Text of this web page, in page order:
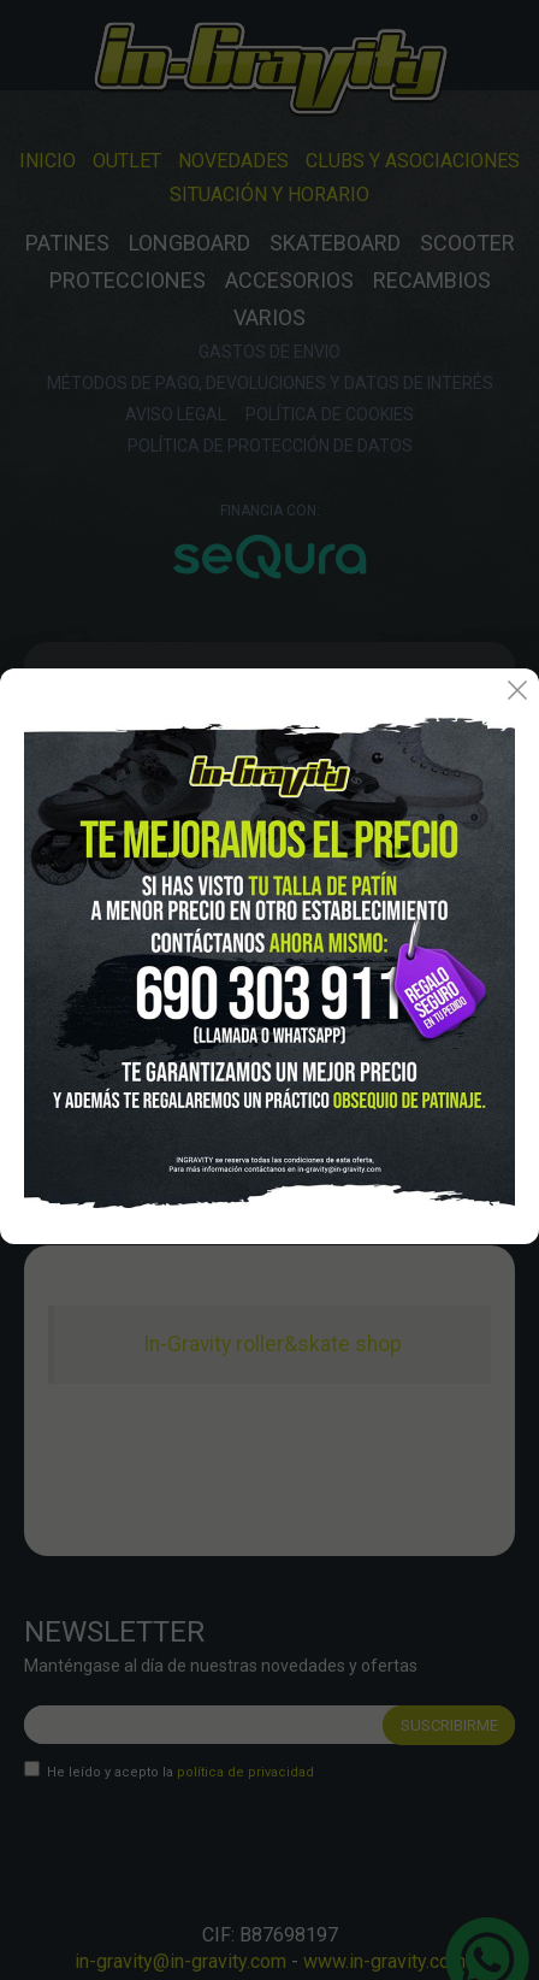
INICIO OUTLET NOVEDADES
CLUBS Y ASOCIACIONES
SITUACIÓN Y HORARIO
PATINES LONGBOARD SKATEBOARD
SCOOTER
PROTECCIONES
ACCESORIOS
RECAMBIOS
VARIOS
GASTOS DE ENVIO
MÉTODOS DE PAGO, DEVOLUCIONES Y DATOS DE INTERÉS
AVISO LEGAL
POLÍTICA DE COOKIES
POLÍTICA DE PROTECCIÓN DE DATOS
FINANCIA CON:
In-Gravity roller&skate shop
IN-GRAVITY MADRID RETIRO
Pza. Mariano de Cavia, 2
915 524 553
in-gravity@in-gravity.com
HORARIO
Lunes a Viernes de 12:00 - 20:30
Sabado De 10:00 - 20:30
Domingo 10:00-15:00
NEWSLETTER
Manténgase al día de nuestras novedades y ofertas
He leído y acepto la política de privacidad
CIF: B87698197
in-gravity@in-gravity.com - www.in-gravity.com